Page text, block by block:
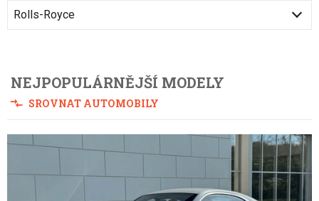
Rolls-Royce
NEJPOPULÁRNĚJŠÍ MODELY
SROVNAT AUTOMOBILY